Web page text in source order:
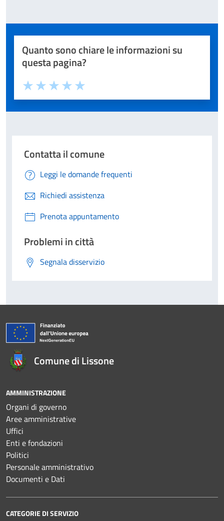
Quanto sono chiare le informazioni su
questa pagina?
Valuta 5 stelle su 5
Valuta 4 stelle su 5
Valuta 3 stelle su 5
Valuta 2 stelle su 5
Valuta 1 stelle su 5
Contatta il comune
Leggi le domande frequenti
Richiedi assistenza
Prenota appuntamento
Problemi in città
Segnala disservizio
Comune di Lissone
AMMINISTRAZIONE
Organi di governo
Aree amministrative
Uffici
Enti e fondazioni
Politici
Personale amministrativo
Documenti e Dati
CATEGORIE DI SERVIZIO